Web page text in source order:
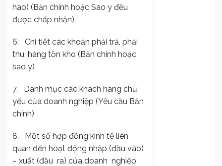
hao) (Bản chính hoặc Sao y đều
được chấp nhận).
6. Chi tiết các khoản phải trả, phải
thu, hàng tồn kho (Bản chính hoặc
sao y)
7. Danh mục các khách hàng chủ
yếu của doanh nghiệp (Yêu cầu Bản
chính)
8. Một số hợp đồng kinh tế liên
quan đến hoạt động nhập (đầu vào)
– xuất (đầu ra) của doanh nghiệp